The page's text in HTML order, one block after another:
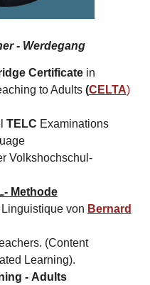
- Werdegang
Certificatein
to Adults (CELTA)
TELC Examinations
Volkshochschul-
Methode
von Bernard
(Content
Learning).
- Adults